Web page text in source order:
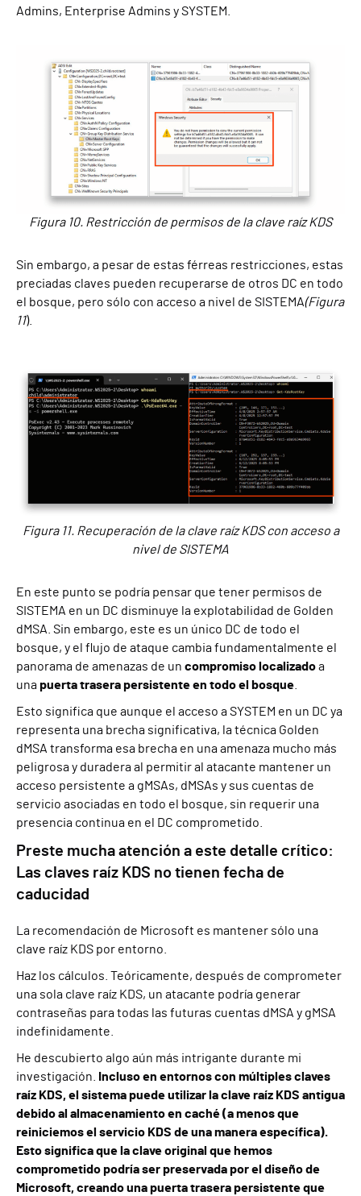
Admins, Enterprise Admins y SYSTEM.
Figura 10. Restricción de permisos de la clave raíz KDS
Sin embargo, a pesar de estas férreas restricciones, estas
preciadas claves pueden recuperarse de otros DC en todo
el bosque, pero sólo con acceso a nivel de SISTEMA(Figura
11).
Figura 11. Recuperación de la clave raíz KDS con acceso a
nivel de SISTEMA
En este punto se podría pensar que tener permisos de
SISTEMA en un DC disminuye la explotabilidad de Golden
dMSA. Sin embargo, este es un único DC de todo el
bosque, y el flujo de ataque cambia fundamentalmente el
panorama de amenazas de un compromiso localizadoa
unapuerta trasera persistente en todo el bosque.
Esto significa que aunque el acceso a SYSTEM en un DC ya
representa una brecha significativa, la técnica Golden
dMSA transforma esa brecha en una amenaza mucho más
peligrosa y duradera al permitir al atacante mantener un
acceso persistente a gMSAs, dMSAs y sus cuentas de
servicio asociadas en todo el bosque, sin requerir una
presencia continua en el DC comprometido.
Preste mucha atención a este detalle crítico:
Las claves raíz KDS no tienen fecha de
caducidad
La recomendación de Microsoft es mantener sólo una
clave raíz KDS por entorno.
Haz los cálculos. Teóricamente, después de comprometer
una sola clave raíz KDS, un atacante podría generar
contraseñas para todas las futuras cuentas dMSA y gMSA
indefinidamente.
He descubierto algo aún más intrigante durante mi
investigación. Incluso en entornos con múltiples claves
raíz KDS, el sistema puede utilizar la clave raíz KDS antigua
debido al almacenamiento en caché (a menos que
reiniciemos el servicio KDS de una manera específica).
Esto significa que la clave original que hemos
comprometido podría ser preservada por el diseño de
Microsoft, creando una puerta trasera persistente que